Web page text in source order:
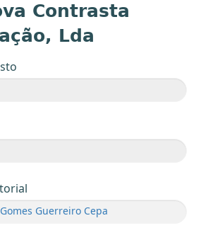
Contrasta
Lda
Guerreiro Cepa